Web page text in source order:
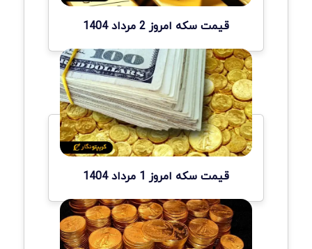
قیمت سکه امروز 2 مرداد 1404
قیمت سکه امروز 1 مرداد 1404